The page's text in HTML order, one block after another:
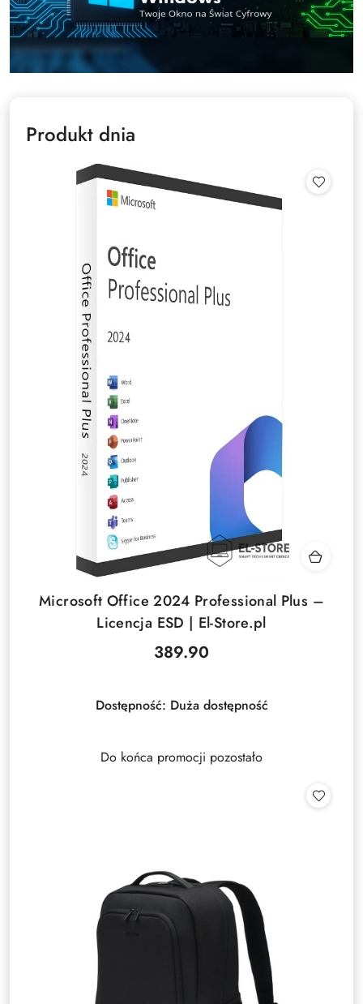
Produkt dnia
Microsoft Office 2024 Professional Plus –
Licencja ESD | El-Store.pl
Cena:
389.90
Dostępność: Duża dostępność
Do końca promocji pozostało